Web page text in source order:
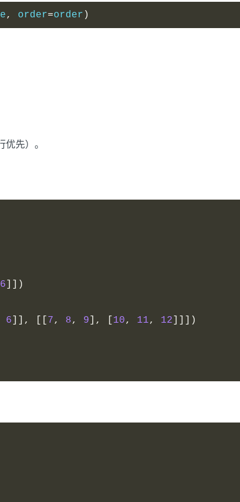
, order=order )
优先）。
6 ]])
6 ]], 7, 8, 9 ], 10, 11, 12 ]]])